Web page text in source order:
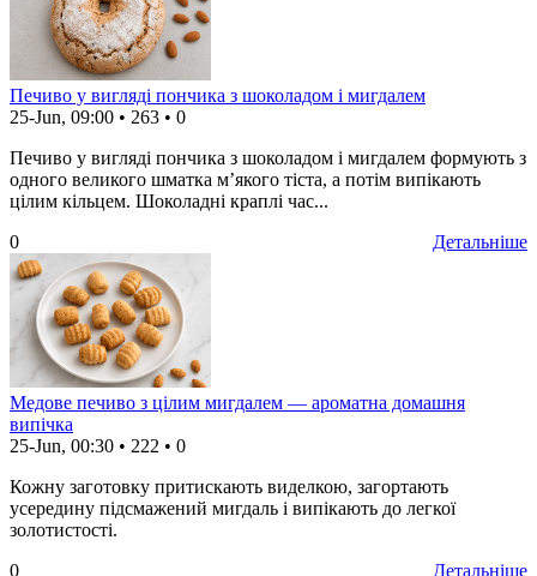
Печиво у вигляді пончика з шоколадом і мигдалем
25-Jun, 09:00 • 263 • 0
Печиво у вигляді пончика з шоколадом і мигдалем формують з
одного великого шматка м’якого тіста, а потім випікають
цілим кільцем. Шоколадні краплі час...
Детальніше
0
Медове печиво з цілим мигдалем — ароматна домашня
випічка
25-Jun, 00:30 • 222 • 0
Кожну заготовку притискають виделкою, загортають
усередину підсмажений мигдаль і випікають до легкої
золотистості.
Детальніше
0